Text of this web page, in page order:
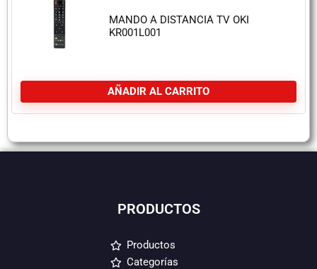
MANDO A DISTANCIA TV OKI
KR001L001
AÑADIR AL CARRITO
PRODUCTOS
Productos
Categorías